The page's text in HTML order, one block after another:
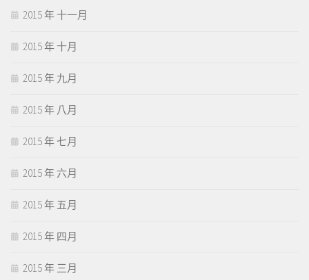
2015 年 十一月
2015 年 十月
2015 年 九月
2015 年 八月
2015 年 七月
2015 年 六月
2015 年 五月
2015 年 四月
2015 年 三月